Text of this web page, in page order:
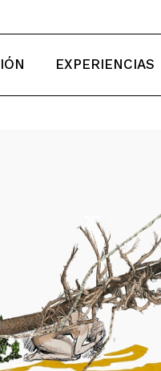
EXPERIENCIAS